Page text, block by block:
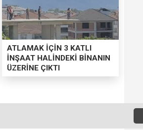
ATLAMAK İÇİN 3 KATLI
İNŞAAT HALİNDEKİ BİNANIN
ÜZERİNE ÇIKTI